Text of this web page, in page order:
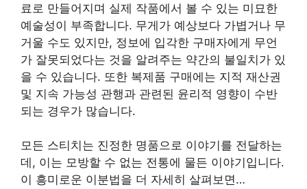
료로 만들어지며 실제 작품에서 볼 수 있는 미묘한
예술성이 부족합니다. 무게가 예상보다 가볍거나 무
거울 수도 있지만, 정보에 입각한 구매자에게 무언
가 잘못되었다는 것을 알려주는 약간의 불일치가 있
을 수 있습니다. 또한 복제품 구매에는 지적 재산권
및 지속 가능성 관행과 관련된 윤리적 영향이 수반
되는 경우가 많습니다.
모든 스티치는 진정한 명품으로 이야기를 전달하는
데, 이는 모방할 수 없는 전통에 물든 이야기입니다.
이 흥미로운 이분법을 더 자세히 살펴보면…